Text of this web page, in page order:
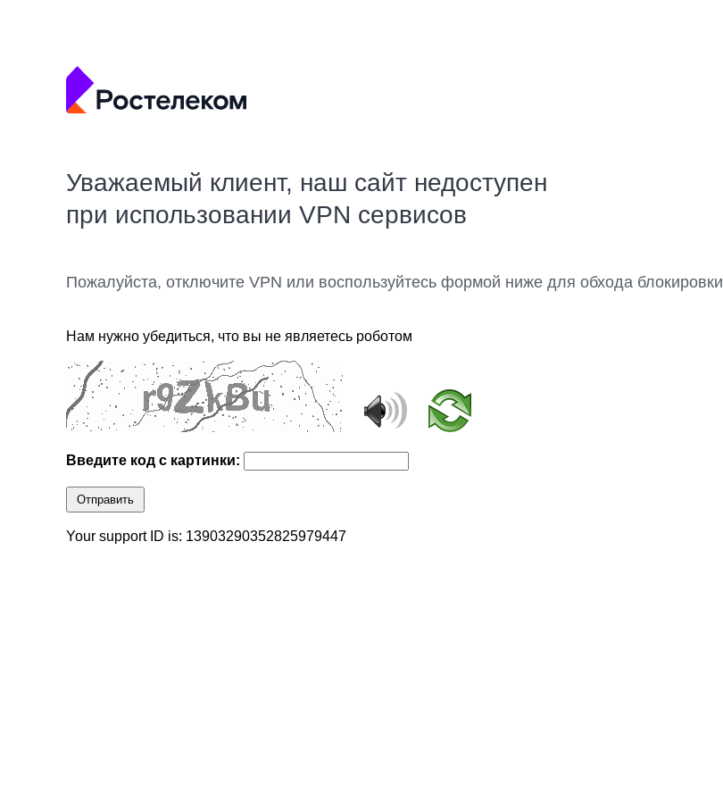
Уважаемый клиент, наш сайт недоступен
при использовании VPN сервисов
Пожалуйста, отключите VPN или воспользуйтесь формой ниже для обхода блокировки
Нам нужно убедиться, что вы не являетесь роботом
Введите код с картинки:
Отправить
Your support ID is: 13903290352825979447